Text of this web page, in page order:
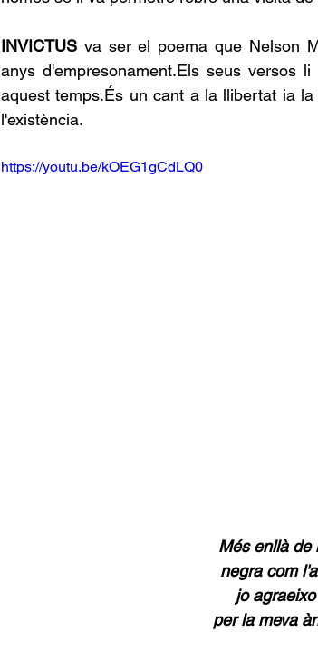
INVICTUS va ser el poema que Nelson
anys d'empresonament.Els seus versos
aquest temps.És un cant a la llibertat ia
l'existència.
https://youtu.be/kOEG1gCdLQ0
Més enllà de
negra com
jo
per la meva